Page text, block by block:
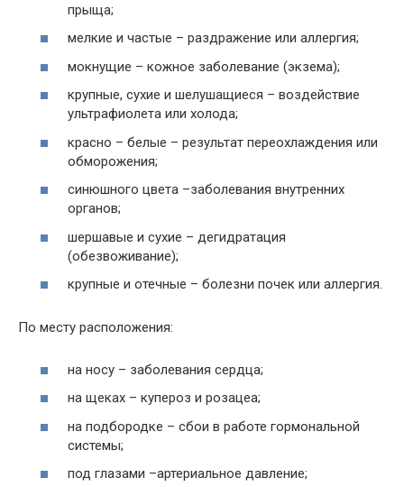
прыща;
мелкие и частые – раздражение или аллергия;
мокнущие – кожное заболевание (экзема);
крупные, сухие и шелушащиеся – воздействие
ультрафиолета или холода;
красно – белые – результат переохлаждения или
обморожения;
синюшного цвета –заболевания внутренних
органов;
шершавые и сухие – дегидратация
(обезвоживание);
крупные и отечные – болезни почек или аллергия.
По месту расположения:
на носу – заболевания сердца;
на щеках – купероз и розацеа;
на подбородке – сбои в работе гормональной
системы;
под глазами –артериальное давление;